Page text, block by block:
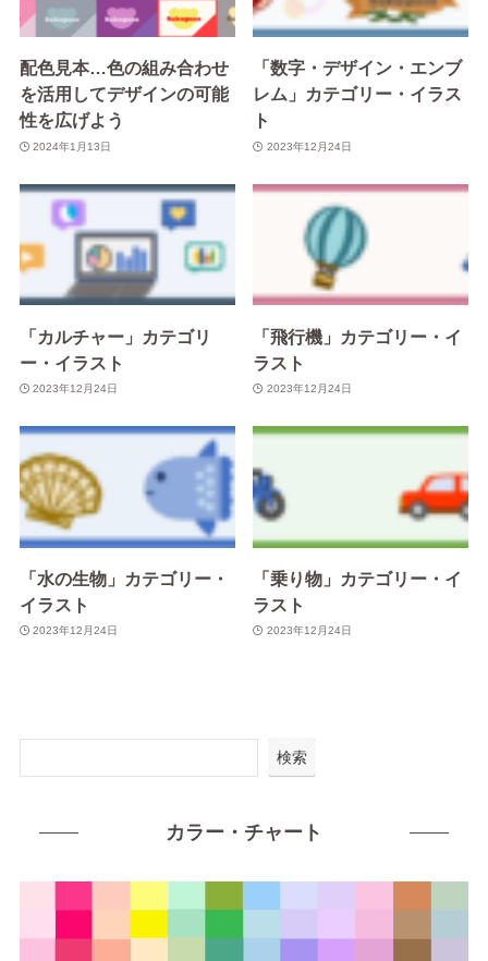
配色見本…色の組み合わせ
を活用してデザインの可能
性を広げよう
2024年1月13日
「数字・デザイン・エンブ
レム」カテゴリー・イラス
ト
2023年12月24日
「カルチャー」カテゴリ
ー・イラスト
2023年12月24日
「飛行機」カテゴリー・イ
ラスト
2023年12月24日
「水の生物」カテゴリー・
イラスト
2023年12月24日
「乗り物」カテゴリー・イ
ラスト
2023年12月24日
検索
カラー・チャート